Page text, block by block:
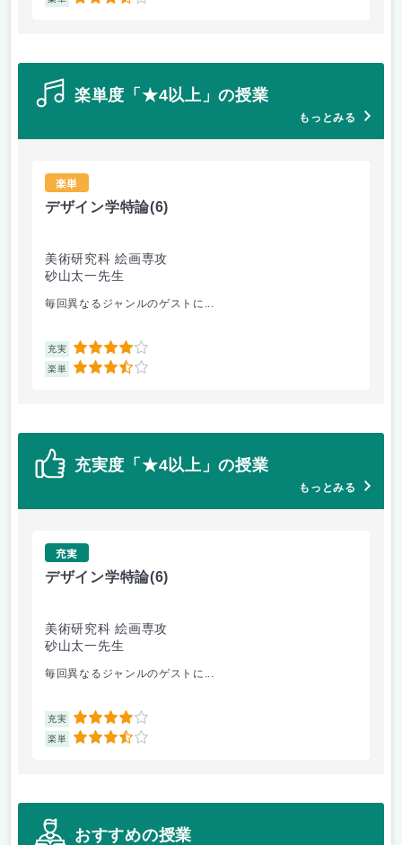
楽単度「★4以上」の授業
もっとみる
楽単
デザイン学特論(6)
美術研究科 絵画専攻
砂山太一先生
毎回異なるジャンルのゲストに...
充実 4
楽単 3.5
充実度「★4以上」の授業
もっとみる
充実
デザイン学特論(6)
美術研究科 絵画専攻
砂山太一先生
毎回異なるジャンルのゲストに...
充実 4
楽単 3.5
おすすめの授業